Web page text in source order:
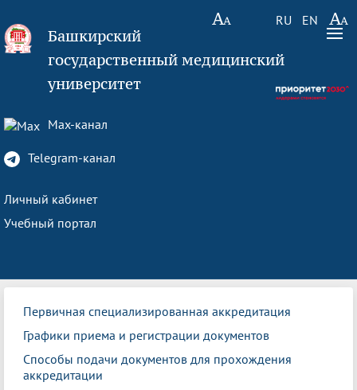
RU EN
Башкирский
государственный медицинский
университет
Max-канал
Telegram-канал
Личный кабинет
Учебный портал
Первичная специализированная аккредитация
Графики приема и регистрации документов
Способы подачи документов для прохождения
аккредитации